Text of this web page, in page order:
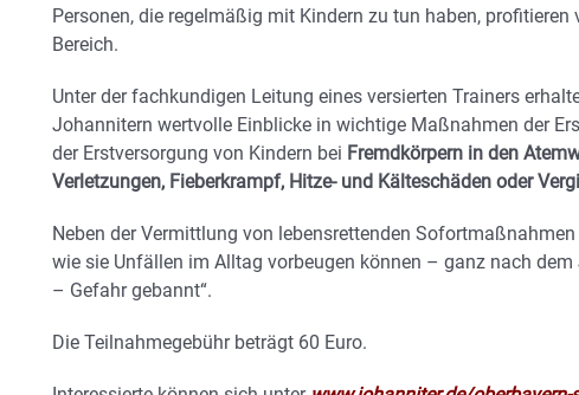
Personen, die regelmäßig mit Kindern zu tun haben,
Bereich.
Unter der fachkundigen Leitung eines versierten Trainers
Johannitern wertvolle Einblicke in wichtige Maßnahmen der
der Erstversorgung von Kindern bei Fremdkörpern in den
Verletzungen, Fieberkrampf, Hitze- und Kälteschäden oder
Neben der Vermittlung von lebensrettenden
wie sie Unfällen im Alltag vorbeugen können – ganz nach
– Gefahr gebannt“.
Die Teilnahmegebühr beträgt 60 Euro.